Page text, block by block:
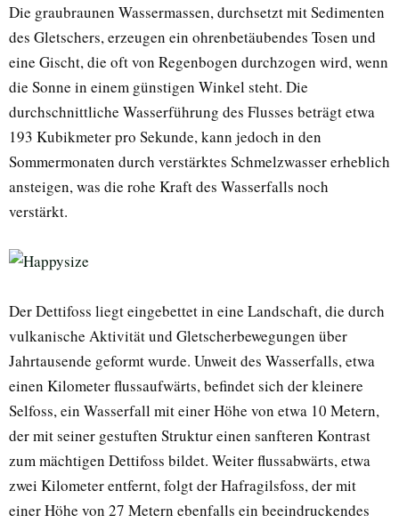
Die graubraunen Wassermassen, durchsetzt mit Sedimenten
des Gletschers, erzeugen ein ohrenbetäubendes Tosen und
eine Gischt, die oft von Regenbogen durchzogen wird, wenn
die Sonne in einem günstigen Winkel steht. Die
durchschnittliche Wasserführung des Flusses beträgt etwa
193 Kubikmeter pro Sekunde, kann jedoch in den
Sommermonaten durch verstärktes Schmelzwasser erheblich
ansteigen, was die rohe Kraft des Wasserfalls noch
verstärkt.
Der Dettifoss liegt eingebettet in eine Landschaft, die durch
vulkanische Aktivität und Gletscherbewegungen über
Jahrtausende geformt wurde. Unweit des Wasserfalls, etwa
einen Kilometer flussaufwärts, befindet sich der kleinere
Selfoss, ein Wasserfall mit einer Höhe von etwa 10 Metern,
der mit seiner gestuften Struktur einen sanfteren Kontrast
zum mächtigen Dettifoss bildet. Weiter flussabwärts, etwa
zwei Kilometer entfernt, folgt der Hafragilsfoss, der mit
einer Höhe von 27 Metern ebenfalls ein beeindruckendes